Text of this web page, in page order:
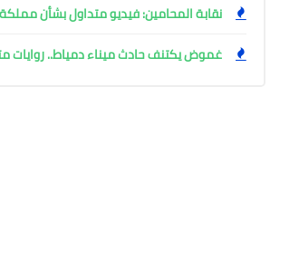
نقابة المحامين: فيديو متداول بشأن
غموض يكتنف حادث ميناء دمياط..